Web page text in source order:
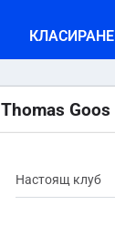
КЛАСИРАНЕ
Thomas Goos
Настоящ клуб